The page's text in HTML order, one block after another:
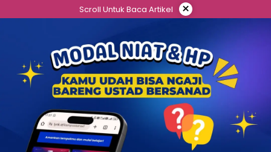
to
Scroll Untuk Baca Artikel ×